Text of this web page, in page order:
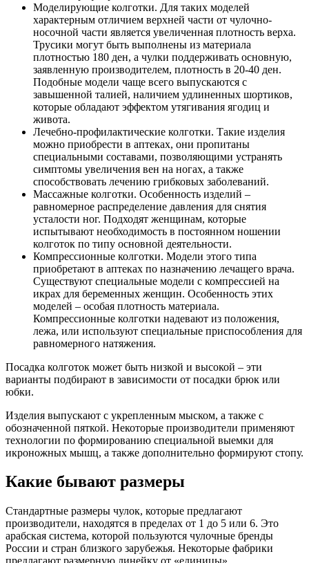
Моделирующие колготки. Для таких моделей
характерным отличием верхней части от чулочно-
носочной части является увеличенная плотность верха.
Трусики могут быть выполнены из материала
плотностью 180 ден, а чулки поддерживать основную,
заявленную производителем, плотность в 20-40 ден.
Подобные модели чаще всего выпускаются с
завышенной талией, наличием удлиненных шортиков,
которые обладают эффектом утягивания ягодиц и
живота.
Лечебно-профилактические колготки. Такие изделия
можно приобрести в аптеках, они пропитаны
специальными составами, позволяющими устранять
симптомы увеличения вен на ногах, а также
способствовать лечению грибковых заболеваний.
Массажные колготки. Особенность изделий –
равномерное распределение давления для снятия
усталости ног. Подходят женщинам, которые
испытывают необходимость в постоянном ношении
колготок по типу основной деятельности.
Компрессионные колготки. Модели этого типа
приобретают в аптеках по назначению лечащего врача.
Существуют специальные модели с компрессией на
икрах для беременных женщин. Особенность этих
моделей – особая плотность материала.
Компрессионные колготки надевают из положения,
лежа, или используют специальные приспособления для
равномерного натяжения.
Посадка колготок может быть низкой и высокой – эти
варианты подбирают в зависимости от посадки брюк или
юбки.
Изделия выпускают с укрепленным мыском, а также с
обозначенной пяткой. Некоторые производители применяют
технологии по формированию специальной выемки для
икроножных мышц, а также дополнительно формируют стопу.
Какие бывают размеры
Стандартные размеры чулок, которые предлагают
производители, находятся в пределах от 1 до 5 или 6. Это
арабская система, которой пользуются чулочные бренды
России и стран близкого зарубежья. Некоторые фабрики